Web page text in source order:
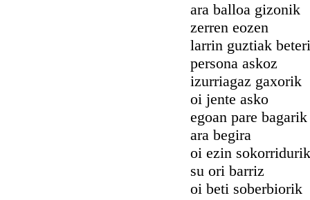
ara balloa gizonik
zerren eozen
larrin guztiak
persona askoz
izurriagaz gaxorik
oi jente asko
egoan pare bagarik
ara begira
oi ezin sokorridurik
su ori barriz
oi beti soberbiorik